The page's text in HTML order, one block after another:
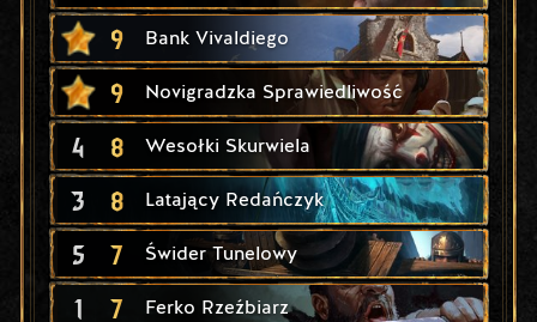
9 Bank Vivaldiego
9 Novigradzka Sprawiedliwość
4 8 Wesołki Skurwiela
3 8 Latający Redańczyk
5 7 Świder Tunelowy
1 7 Ferko Rzeźbiarz